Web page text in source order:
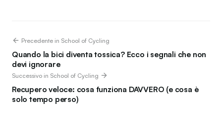
Precedente in School of Cycling
Quando la bici diventa tossica? Ecco i segnali che non
devi ignorare
Successivo in School of Cycling
Recupero veloce: cosa funziona DAVVERO (e cosa è
solo tempo perso)